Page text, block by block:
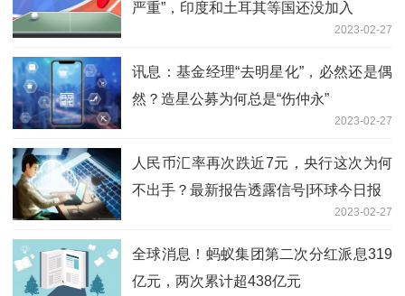
严重”，印度和土耳其等国还没加入
2023-02-27
讯息：基金经理“去明星化”，必然还是偶
然？造星公募为何总是“伤仲永”
2023-02-27
人民币汇率再次跌近7元，央行这次为何
不出手？最新报告透露信号|环球今日报
2023-02-27
全球消息！蚂蚁集团第二次分红派息319
亿元，两次累计超438亿元